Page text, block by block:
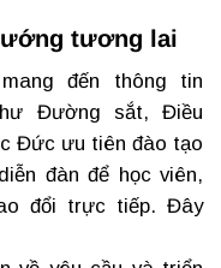
tương lai
đến thông tin
Đường sắt, Điều
Đức ưu tiên đào tạo
đàn để học viên,
đổi trực tiếp. Đây